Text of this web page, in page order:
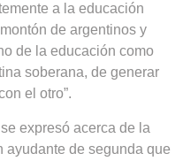
a la educación
de argentinos y
de la educación como
soberana, de generar
el otro”.
expresó acerca de la
ayudante de segunda que